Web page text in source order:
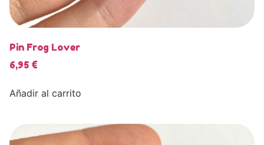
Pin Frog Lover
6,95 €
Añadir al carrito